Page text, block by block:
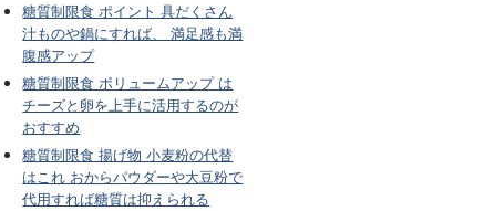
糖質制限食 ポイント 具だくさん
汁ものや鍋にすれば、 満足感も満
腹感アップ
糖質制限食 ボリュームアップ は
チーズと卵を上手に活用するのが
おすすめ
糖質制限食 揚げ物 小麦粉の代替
はこれ おからパウダーや大豆粉で
代用すれば糖質は抑えられる